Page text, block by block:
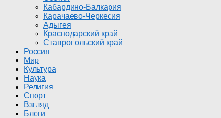
Кабардино-Балкария
Карачаево-Черкесия
Адыгея
Краснодарский край
Ставропольский край
Россия
Мир
Культура
Наука
Религия
Спорт
Взгляд
Блоги